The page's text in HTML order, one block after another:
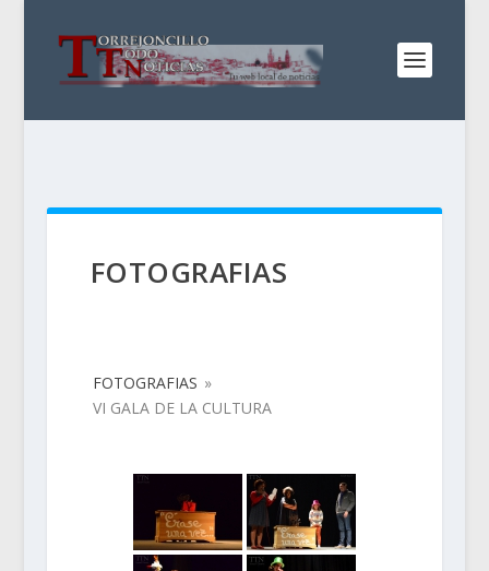
FOTOGRAFIAS
FOTOGRAFIAS »
VI GALA DE LA CULTURA